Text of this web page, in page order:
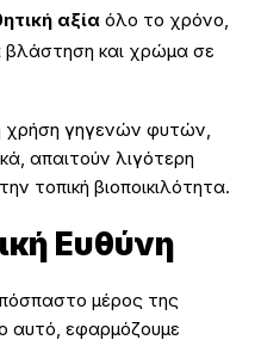
αξία όλο το χρόνο,
και χρώμα σε
χρήση γηγενών φυτών,
απαιτούν λιγότερη
τοπική βιοποικιλότητα.
Ευθύνη
μέρος της
αυτό, εφαρμόζουμε